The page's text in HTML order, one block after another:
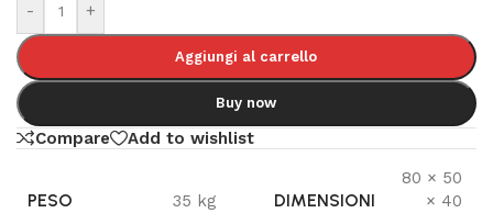
- +
Aggiungi al carrello
Buy now
Compare Add to wishlist
PESO 35 kg DIMENSIONI
80 × 50
× 40